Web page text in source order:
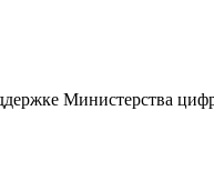
Министерства